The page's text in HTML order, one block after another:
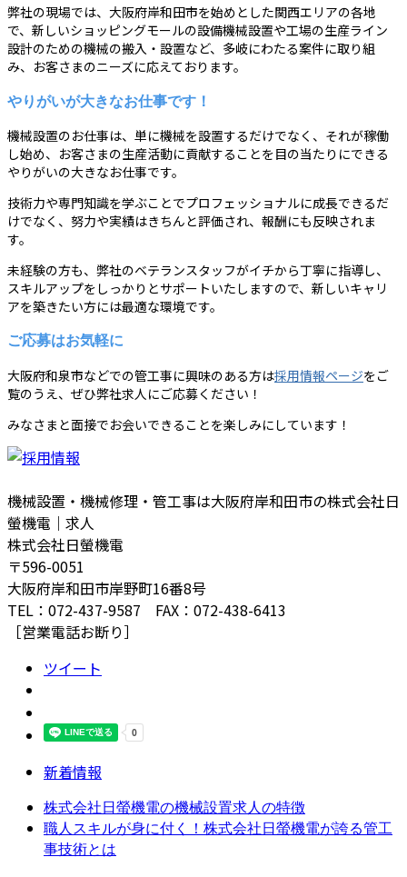
弊社の現場では、大阪府岸和田市を始めとした関西エリアの各地
で、新しいショッピングモールの設備機械設置や工場の生産ライン
設計のための機械の搬入・設置など、多岐にわたる案件に取り組
み、お客さまのニーズに応えております。
やりがいが大きなお仕事です！
機械設置のお仕事は、単に機械を設置するだけでなく、それが稼働
し始め、お客さまの生産活動に貢献することを目の当たりにできる
やりがいの大きなお仕事です。
技術力や専門知識を学ぶことでプロフェッショナルに成長できるだ
けでなく、努力や実績はきちんと評価され、報酬にも反映されま
す。
未経験の方も、弊社のベテランスタッフがイチから丁寧に指導し、
スキルアップをしっかりとサポートいたしますので、新しいキャリ
アを築きたい方には最適な環境です。
ご応募はお気軽に
大阪府和泉市などでの管工事に興味のある方は採用情報ページをご
覧のうえ、ぜひ弊社求人にご応募ください！
みなさまと面接でお会いできることを楽しみにしています！
機械設置・機械修理・管工事は大阪府岸和田市の株式会社日
螢機電｜求人
株式会社日螢機電
〒596-0051
大阪府岸和田市岸野町16番8号
TEL：072-437-9587 FAX：072-438-6413
［営業電話お断り］
ツイート
新着情報
株式会社日螢機電の機械設置求人の特徴
職人スキルが身に付く！株式会社日螢機電が誇る管工
事技術とは